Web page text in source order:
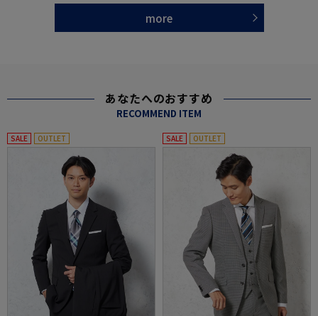
more
あなたへのおすすめ
RECOMMEND ITEM
SALE OUTLET SALE OUTLET